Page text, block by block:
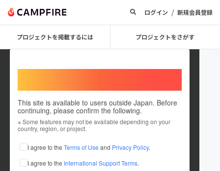
ログイン / 新規会員登録
プロジェクトを掲載するには プロジェクトをさがす
This site is available to users outside Japan. Before
continuing, please confirm the following.
※ Some features may not be available depending on your
country, region, or project.
I agree to the Terms of Use and Privacy Policy.
I agree to the International Support Terms.
Shika club
これまでに6件のプロジェクトを投稿しています
在住国：日本 現在地：茨城県